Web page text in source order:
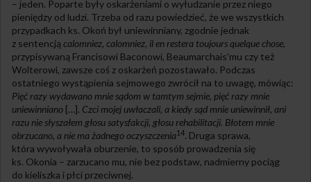
– jeden. Poparte były oskarżeniami o wyłudzanie przez niego
pieniędzy od ludzi. Trzeba od razu powiedzieć, że we wszystkich
przypadkach ks. Okoń był uniewinniany, zgodnie jednak
z sentencją calomniez, calomniez, il en restera toujours quelque chose,
przypisywaną Francisowi Baconowi, Beaumarchais’mu czy też
Wolterowi, zawsze coś z oskarżeń pozostawało. Podczas
ostatniego wystąpienia sejmowego zwrócił na to uwagę, mówiąc:
Pięć razy wydawano mnie sądom w tamtym sejmie, pięć razy mnie
uniewinniano […]. Czci mojej uwłaczali, a kiedy sąd mnie uniewinnił, ani
razu nie słyszałem głosu satysfakcji, głosu rehabilitacji. Błotem mnie
obrzucano, a nie ma żadnego oczyszczenia14. Druga sprawa,
która wywoływała oburzenie, to sposób prowadzenia się
ks. Okonia – zarzucano mu, nie bez podstaw, nadmierny pociąg
do kieliszka i płci przeciwnej.